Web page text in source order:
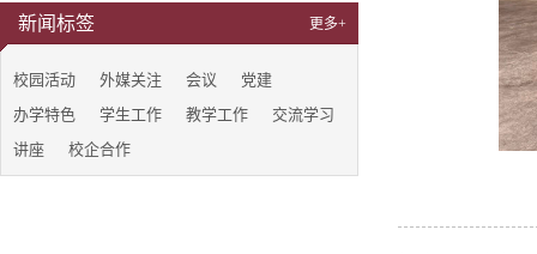
新闻标签 更多+
校园活动 外媒关注 会议
党建
办学特色
学生工作 教学工作
交流学习
讲座
校企合作